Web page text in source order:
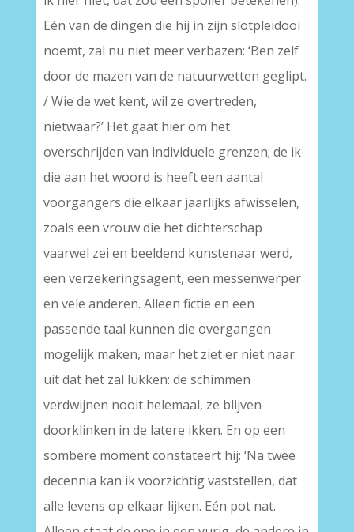
Eén van de dingen die hij in zijn slotpleidooi
noemt, zal nu niet meer verbazen: ‘Ben zelf
door de mazen van de natuurwetten geglipt.
/ Wie de wet kent, wil ze overtreden,
nietwaar?’ Het gaat hier om het
overschrijden van individuele grenzen; de ik
die aan het woord is heeft een aantal
voorgangers die elkaar jaarlijks afwisselen,
zoals een vrouw die het dichterschap
vaarwel zei en beeldend kunstenaar werd,
een verzekeringsagent, een messenwerper
en vele anderen. Alleen fictie en een
passende taal kunnen die overgangen
mogelijk maken, maar het ziet er niet naar
uit dat het zal lukken: de schimmen
verdwijnen nooit helemaal, ze blijven
doorklinken in de latere ikken. En op een
sombere moment constateert hij: ‘Na twee
decennia kan ik voorzichtig vaststellen, dat
alle levens op elkaar lijken. Eén pot nat.